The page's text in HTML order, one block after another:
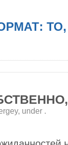
under .